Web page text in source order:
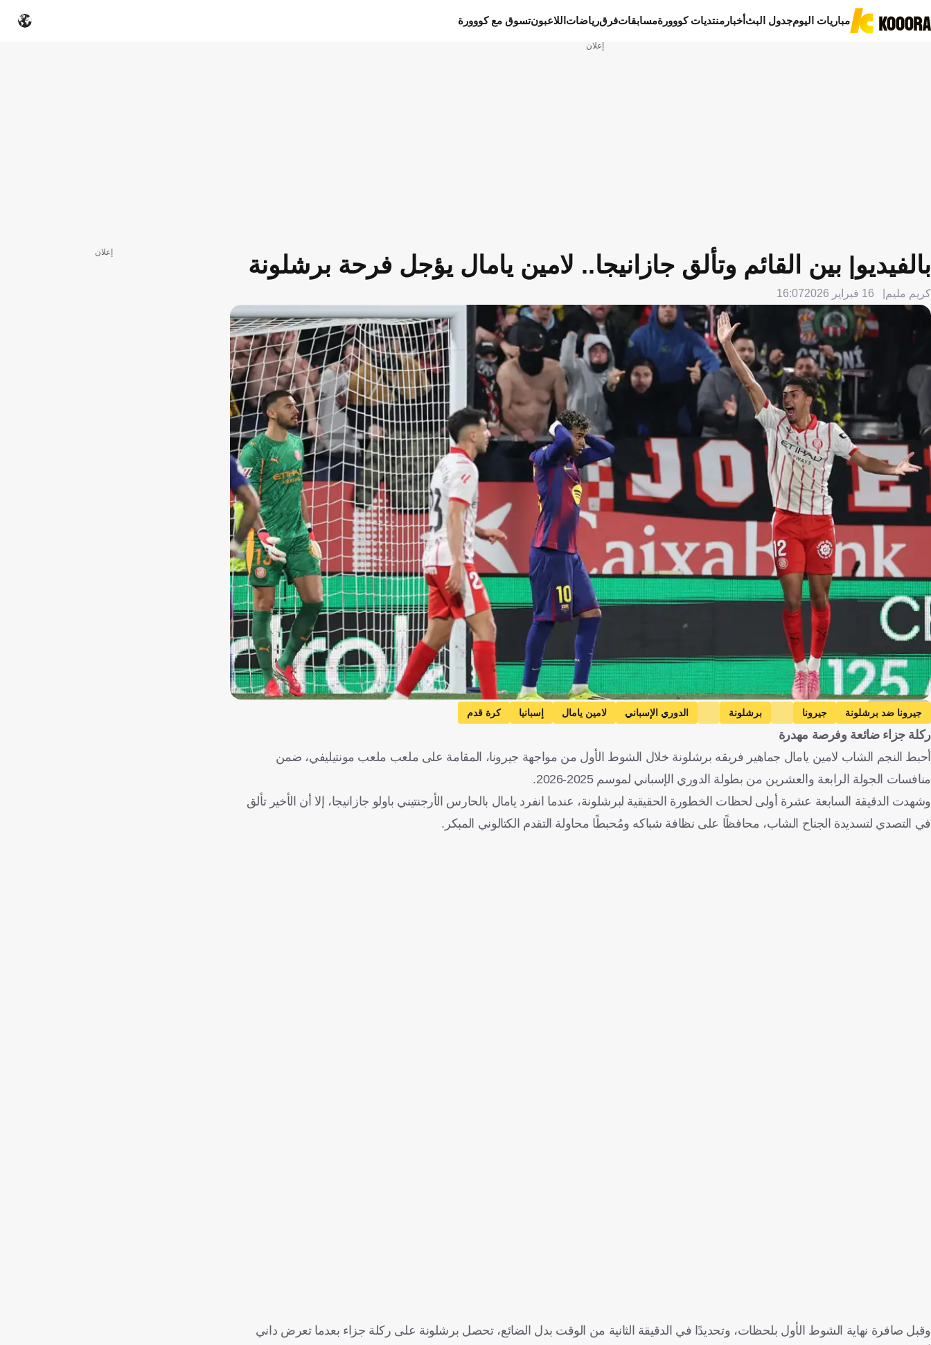
مباريات اليومجدول البثأخبار منتديات كووورةمسابقاتفرقرياضات اللاعبونتسوق مع كووورة
إعلان
بالفيديو| بين القائم وتألق جازانيجا.. لامين يامال يؤجل فرحة برشلونة
كريم مليم 16 فبراير 2026 16:07
Getty Images
جيرونا ضد برشلونة جيرونا برشلونة الدوري الإسباني لامين يامال إسبانيا كرة قدم
ركلة جزاء ضائعة وفرصة مهدرة
أحبط النجم الشاب لامين يامال جماهير فريقه برشلونة خلال الشوط الأول من مواجهة جيرونا، المقامة على ملعب ملعب مونتيليفي، ضمن
منافسات الجولة الرابعة والعشرين من بطولة الدوري الإسباني لموسم 2025-2026.
وشهدت الدقيقة السابعة عشرة أولى لحظات الخطورة الحقيقية لبرشلونة، عندما انفرد يامال بالحارس الأرجنتيني باولو جازانيجا، إلا أن الأخير تألق
في التصدي لتسديدة الجناح الشاب، محافظًا على نظافة شباكه ومُحبطًا محاولة التقدم الكتالوني المبكر.
وقبل صافرة نهاية الشوط الأول بلحظات، وتحديدًا في الدقيقة الثانية من الوقت بدل الضائع، تحصل برشلونة على ركلة جزاء بعدما تعرض داني
إعلان